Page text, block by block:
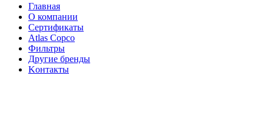
Главная
О компании
Сертификаты
Atlas Copco
Фильтры
Другие бренды
Kонтакты